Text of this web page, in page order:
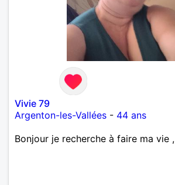
Vivie 79
Argenton-les-Vallées - 44 ans
Bonjour je recherche à faire ma vie ,